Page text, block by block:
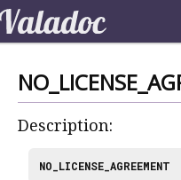
Description:
NO_LICENSE_AGREEMENT